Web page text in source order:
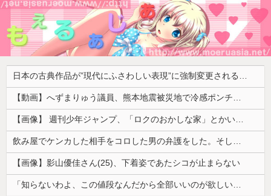
日本の古典作品が”現代にふさわしい表現”に強制変更される事態が進行中、今の価値観に照らせば……
【動画】へずまりゅう議員、熊本地震被災地で冷感ポンチョ配布 → 被災民の衝撃の反応がコチラ → ｗｗｗｗｗｗｗｗｗｗｗｗｗｗｗｗ
【画像】 週刊少年ジャンプ、「ロクのおかしな家」とかいう微妙な漫画を巻頭カラーにしたせいで100万部切る
飲み屋でケンカした相手をコロした男の弁護をした。そして数年後、因果応報を思わせる出来事が…
【画像】影山優佳さん(25)、下着姿であたシコが止まらない
「知らないわよ、この値段なんだから全部いいのが欲しいの」イチゴ売り場で言い返された話